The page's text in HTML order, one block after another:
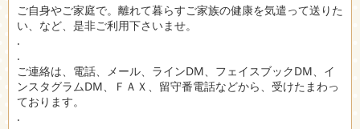
ご自身やご家庭で。離れて暮らすご家族の健康を気遣って送りた
い、など、是非ご利用下さいませ。
.
.
ご連絡は、電話、メール、ラインDM、フェイスブックDM、イ
ンスタグラムDM、ＦＡＸ、留守番電話などから、受けたまわっ
ております。
.